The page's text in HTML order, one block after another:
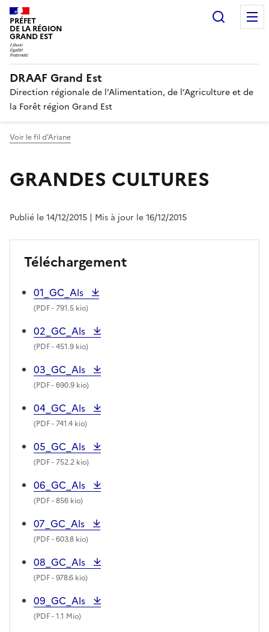
PRÉFET
DE LA RÉGION
GRAND EST
DRAAF Grand Est
Direction régionale de l’Alimentation, de l’Agriculture et de
la Forêt région Grand Est
Voir le fil d'Ariane
GRANDES CULTURES
Publié le 14/12/2015 | Mis à jour le 16/12/2015
Téléchargement
01_GC_Als
(PDF- 791.5 kio)
02_GC_Als
(PDF- 451.9 kio)
03_GC_Als
(PDF- 690.9 kio)
04_GC_Als
(PDF- 741.4 kio)
05_GC_Als
(PDF- 752.2 kio)
06_GC_Als
(PDF- 856 kio)
07_GC_Als
(PDF- 603.8 kio)
08_GC_Als
(PDF- 978.6 kio)
09_GC_Als
(PDF- 1.1 Mio)